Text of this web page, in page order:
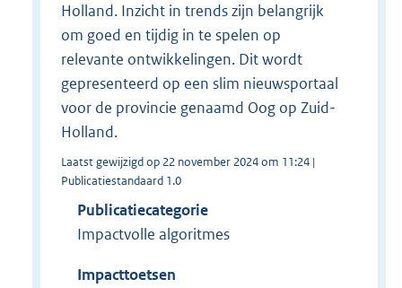
Holland. Inzicht in trends zijn belangrijk
om goed en tijdig in te spelen op
relevante ontwikkelingen. Dit wordt
gepresenteerd op een slim nieuwsportaal
voor de provincie genaamd Oog op Zuid-
Holland.
Laatst gewijzigd op 22 november 2024 om 11:24 |
Publicatiestandaard 1.0
Publicatiecategorie
Impactvolle algoritmes
Impacttoetsen